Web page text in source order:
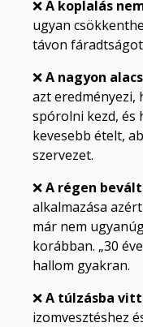
❌A koplalás
ugyan
távon
❌A nagyon
azt eredményezi,
spórolni kezd, és
kevesebb ételt,
szervezet.
❌A régen
alkalmazása
már nem
korábban. „30
hallom gyakran.
❌A túlzásba
izomvesztéshez